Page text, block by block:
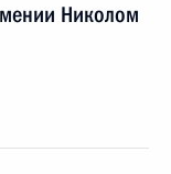
Николом